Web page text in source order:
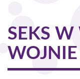
SEKS W
WOJNIE